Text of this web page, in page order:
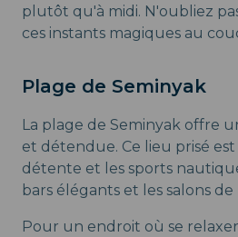
plutôt qu'à midi. N'oubliez
ces instants magiques au
Plage de Seminyak
La plage de Seminyak offre
et détendue. Ce lieu prisé
détente et les sports
bars élégants et les salons de
Pour un endroit où se